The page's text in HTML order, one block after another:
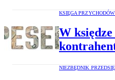
KSIĘGA
W
NIEZBĘDNIK